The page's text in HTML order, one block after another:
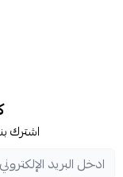
اشترك